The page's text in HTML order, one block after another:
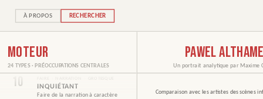
À PROPOS RECHERCHER
MOTEUR
24 TYPES · PRÉOCCUPATIONS CENTRALES
pour dénoncer leur caractère
injuste et excluant
Faire de la narration à caractère
10 INQUIÉTANT
Faire de la narration à caractère
PAWEL
Un portrait analytique par Maxime
Comparaison avec les artistes des scènes
COMPARAISON AVEC
—
EN COMMUN
DIFFÈRE